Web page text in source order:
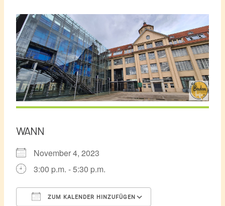
WANN
November 4, 2023
3:00 p.m. - 5:30 p.m.
ZUM KALENDER HINZUFÜGEN